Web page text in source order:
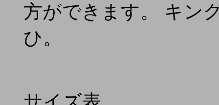
方ができます。 キン
ひ。